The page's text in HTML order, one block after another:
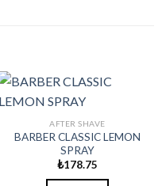
AFTER SHAVE
BARBER CLASSIC LEMON
SPRAY
₺178.75